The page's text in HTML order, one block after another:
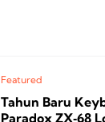
Featured
Tahun Baru
Paradox ZX‑68